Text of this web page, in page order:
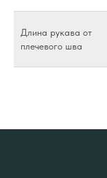
Длина рукава от
плечевого шва